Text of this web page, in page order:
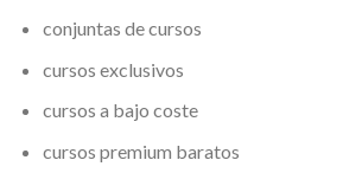
conjuntas de cursos
cursos exclusivos
cursos a bajo coste
cursos premium baratos